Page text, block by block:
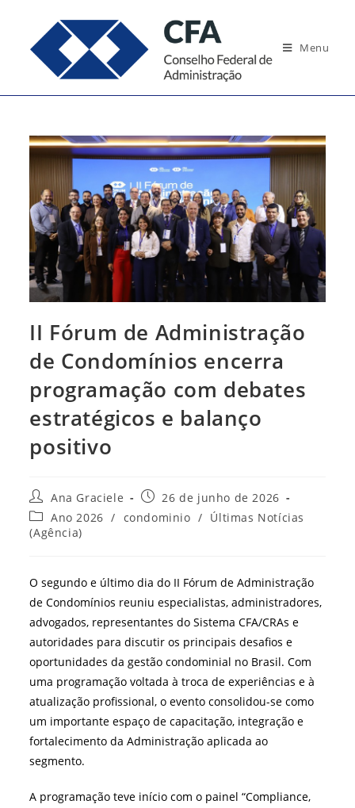
conteúdo
Menu
II Fórum de Administração
de Condomínios encerra
programação com debates
estratégicos e balanço
positivo
Autor
do
post:
Ana Graciele
Post
publicado:
26 de junho de 2026
Categoria
do
Ano 2026 / condominio / Últimas Notícias
(Agência)
O segundo e último dia do II Fórum de Administração
de Condomínios reuniu especialistas, administradores,
advogados, representantes do Sistema CFA/CRAs e
autoridades para discutir os principais desafios e
oportunidades da gestão condominial no Brasil. Com
uma programação voltada à troca de experiências e à
atualização profissional, o evento consolidou-se como
um importante espaço de capacitação, integração e
fortalecimento da Administração aplicada ao
segmento.
A programação teve início com o painel “Compliance,